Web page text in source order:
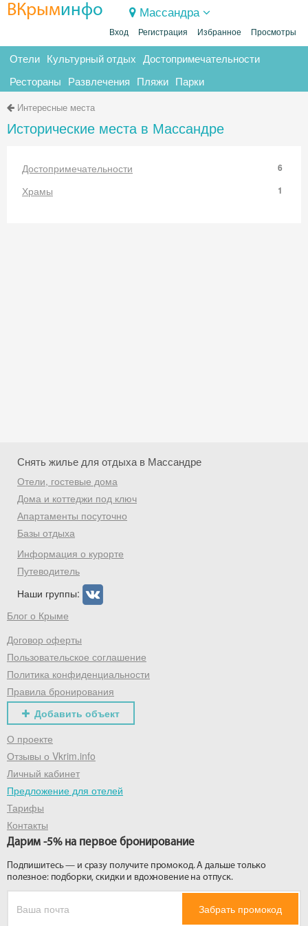
ВКрыминфо Массандра
Вход Регистрация Избранное Просмотры
Отели Культурный отдых Достопримечательности
Рестораны Развлечения Пляжи Парки
Интересные места
Исторические места в Массандре
Достопримечательности 6
Храмы 1
Снять жилье для отдыха в Массандре
Отели, гостевые дома
Дома и коттеджи под ключ
Апартаменты посуточно
Базы отдыха
Информация о курорте
Путеводитель
Наши группы:
Блог о Крыме
Договор оферты
Пользовательское соглашение
Политика конфиденциальности
Правила бронирования
Добавить объект
О проекте
Отзывы о Vkrim.info
Личный кабинет
Предложение для отелей
Тарифы
Контакты
Дарим -5% на первое бронирование
Подпишитесь — и сразу получите промокод. А дальше только
полезное: подборки, скидки и вдохновение на отпуск.
Забрать промокод
Скидка −5%
Хочешь дешевле? Оставь почту и получи
промокод на первое бронирование!